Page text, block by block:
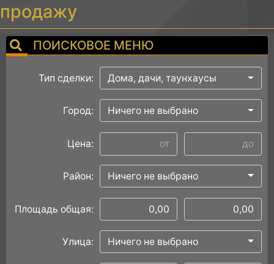
продажу
ПОИСКОВОЕ МЕНЮ
Тип сделки: Дома, дачи, таунхаусы
Город: Ничего не выбрано
Цена:
Район: Ничего не выбрано
Площадь общая:
Улица: Ничего не выбрано